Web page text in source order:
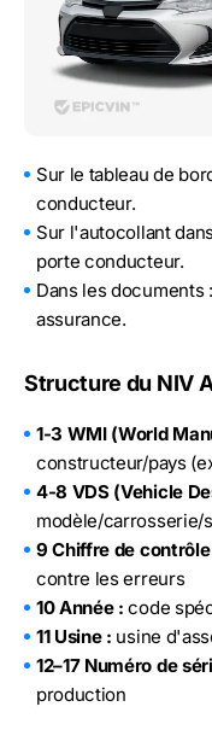
Sur le tableau de
conducteur.
Sur l'autocollant
porte conducteur.
Dans les
assurance.
Structure du NIV
1-3 WMI (World
constructeur/pays
4-8 VDS (Vehicle
modèle/carrosserie/
9 Chiffre de
contre les erreurs
10 Année : code
11 Usine : usine
12–17 Numéro de
production